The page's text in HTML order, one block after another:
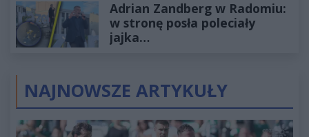
złotych
Adrian Zandberg w Radomiu:
w stronę posła poleciały
jajka…
NAJNOWSZE ARTYKUŁY